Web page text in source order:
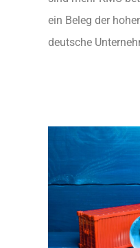
ein Beleg der
deutsche